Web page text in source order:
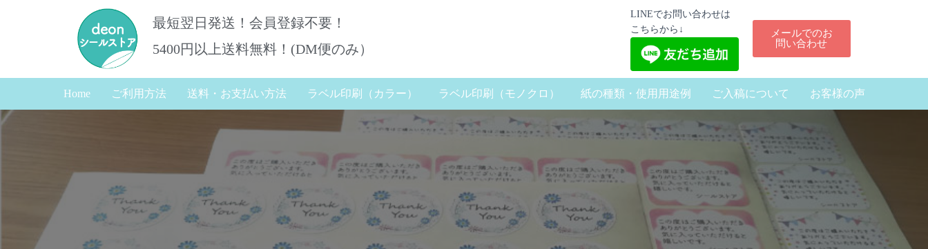
最短翌日発送！会員登録不要！
5400円以上送料無料！​(DM便のみ）
LINEでお問い合わせは
こちらから↓
メールでのお
問い合わせ
Home ご利用方法 送料・お支払い方法 ラベル印刷（カラー） ラベル印刷（モノクロ） 紙の種類・使用用途例 ご入稿について お客様の声